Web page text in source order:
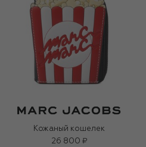
Кожаный кошелек
26 800 ₽